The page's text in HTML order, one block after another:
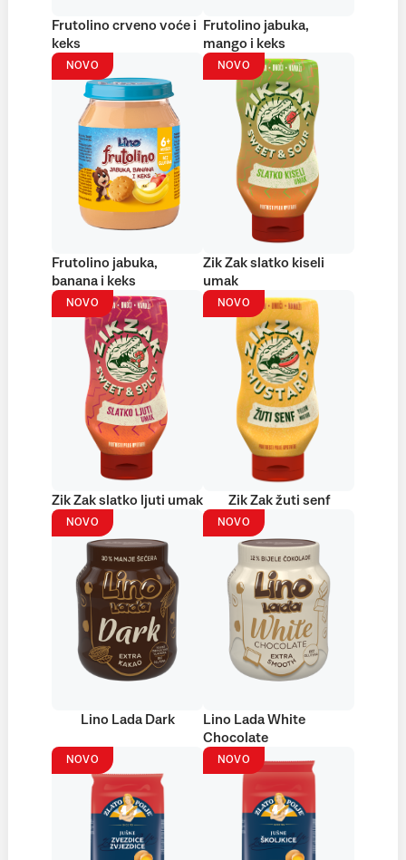
Frutolino crveno voće i
keks
Frutolino jabuka,
mango i keks
NOVO
Frutolino jabuka,
banana i keks
NOVO
Zik Zak slatko kiseli
umak
NOVO
Zik Zak slatko ljuti umak
NOVO
Zik Zak žuti senf
NOVO
Lino Lada Dark
NOVO
Lino Lada White
Chocolate
NOVO NOVO